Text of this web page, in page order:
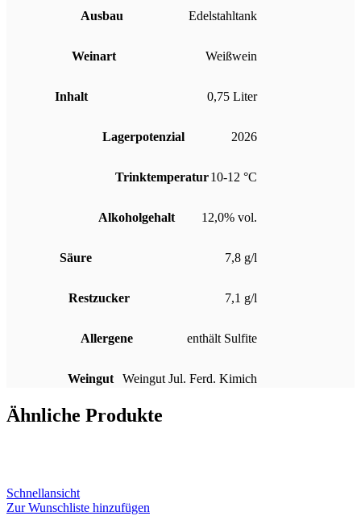
Ausbau Edelstahltank
Weinart Weißwein
Inhalt 0,75 Liter
Lagerpotenzial 2026
Trinktemperatur10-12 °C
Alkoholgehalt 12,0% vol.
Säure 7,8 g/l
Restzucker 7,1 g/l
Allergene enthält Sulfite
Weingut Weingut Jul. Ferd. Kimich
Ähnliche Produkte
Schnellansicht
Zur Wunschliste hinzufügen